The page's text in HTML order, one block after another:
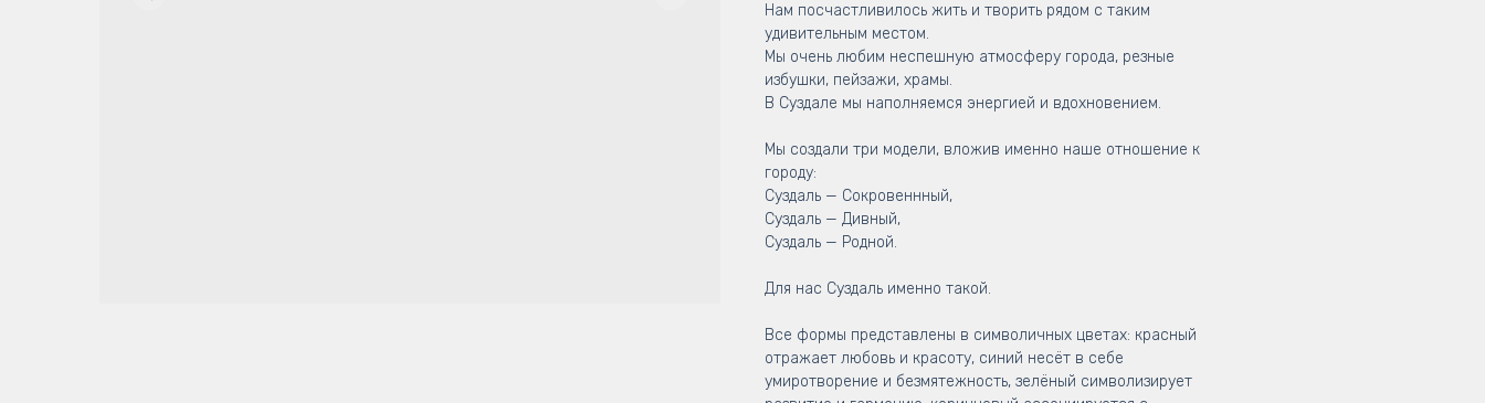
Нам посчастливилось жить и творить рядом с таким
удивительным местом.
Мы очень любим неспешную атмосферу города, резные
избушки, пейзажи, храмы.
В Суздале мы наполняемся энергией и вдохновением.
Мы создали три модели, вложив именно наше отношение к
городу:
Суздаль — Сокровеннный,
Суздаль — Дивный,
Суздаль — Родной.
Для нас Суздаль именно такой.
Все формы представлены в символичных цветах: красный
отражает любовь и красоту, синий несёт в себе
умиротворение и безмятежность, зелёный символизирует